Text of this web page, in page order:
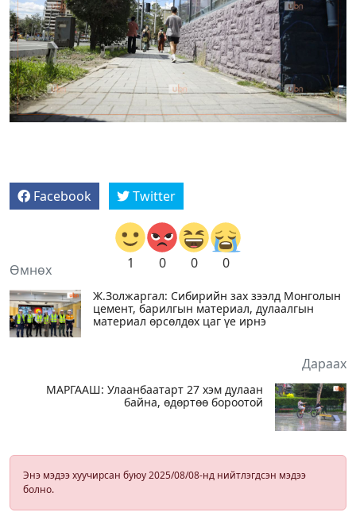
Facebook Twitter
1 0 0 0
Өмнөх
Ж.Золжаргал: Сибирийн зах зээлд Монголын
цемент, барилгын материал, дулаалгын
материал өрсөлдөх цаг үе ирнэ
Дараах
МАРГААШ: Улаанбаатарт 27 хэм дулаан
байна, өдөртөө бороотой
Энэ мэдээ хуучирсан буюу 2025/08/08-нд нийтлэгдсэн мэдээ
болно.